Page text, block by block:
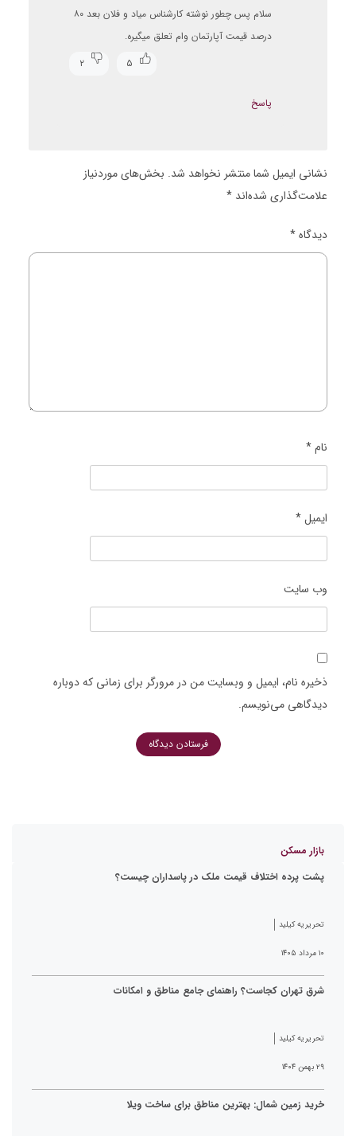
سلام پس چطور نوشته کارشناس میاد و فلان بعد ۸۰
درصد قیمت آپارتمان وام تعلق میگیره.
۵
۲
پاسخ
نشانی ایمیل شما منتشر نخواهد شد. بخش‌های موردنیاز
علامت‌گذاری شده‌اند *
دیدگاه*
نام*
ایمیل*
وب‌ سایت
ذخیره نام، ایمیل و وبسایت من در مرورگر برای زمانی که دوباره
دیدگاهی می‌نویسم.
بازار مسکن
پشت پرده اختلاف قیمت ملک در پاسداران چیست؟
تحریریه کیلید
۱۰ مرداد ۱۴۰۵
شرق تهران کجاست؟ راهنمای جامع مناطق و امکانات
تحریریه کیلید
۲۹ بهمن ۱۴۰۴
خرید زمین شمال: بهترین مناطق برای ساخت ویلا